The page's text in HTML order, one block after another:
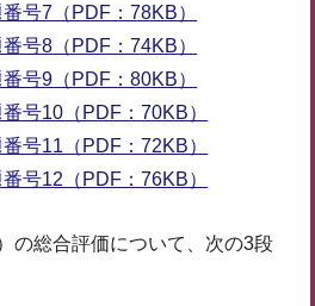
号7（PDF：78KB）
号8（PDF：74KB）
号9（PDF：80KB）
号10（PDF：70KB）
号11（PDF：72KB）
号12（PDF：76KB）
の総合評価について、次の3段